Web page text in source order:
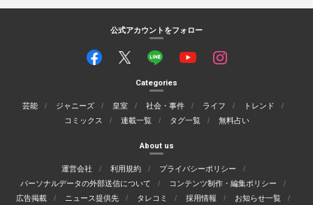
公式アカウントをフォロー
Categories
芸能 ジャニーズ 皇室 社会・事件 ライフ
トレンド
コミックス
連載一覧 タグ一覧 無料占い
About us
運営会社 利用規約
プライバシーポリシー
パーソナルデータの外部送信について
コンテンツ制作・編集ポリシー
広告掲載
ニュース提供先 タレコミ 採用情報
お知らせ一覧